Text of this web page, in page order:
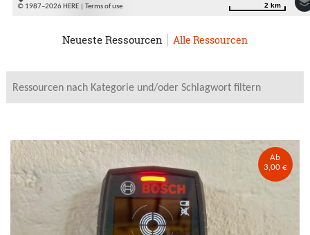
© 1987–2026 HERE | Terms of use 2 km
2 km
Neueste Ressourcen Alle Ressourcen
Ab
3,00 €